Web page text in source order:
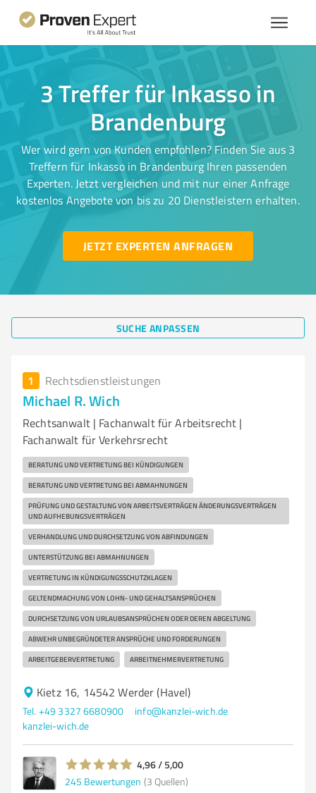
3 Treffer für Inkasso in
Brandenburg
Wer wird gern von Kunden empfohlen? Finden Sie aus 3
Treffern für Inkasso in Brandenburg Ihren passenden
Experten. Jetzt vergleichen und mit nur einer Anfrage
kostenlos Angebote von bis zu 20 Dienstleistern erhalten.
JETZT EXPERTEN ANFRAGEN
SUCHE ANPASSEN
1 Rechtsdienstleistungen
Michael R. Wich
Rechtsanwalt | Fachanwalt für Arbeitsrecht |
Fachanwalt für Verkehrsrecht
BERATUNG UND VERTRETUNG BEI KÜNDIGUNGEN
BERATUNG UND VERTRETUNG BEI ABMAHNUNGEN
PRÜFUNG UND GESTALTUNG VON ARBEITSVERTRÄGEN ÄNDERUNGSVERTRÄGEN
UND AUFHEBUNGSVERTRÄGEN
VERHANDLUNG UND DURCHSETZUNG VON ABFINDUNGEN
UNTERSTÜTZUNG BEI ABMAHNUNGEN
VERTRETUNG IN KÜNDIGUNGSSCHUTZKLAGEN
GELTENDMACHUNG VON LOHN- UND GEHALTSANSPRÜCHEN
DURCHSETZUNG VON URLAUBSANSPRÜCHEN ODER DEREN ABGELTUNG
ABWEHR UNBEGRÜNDETER ANSPRÜCHE UND FORDERUNGEN
ARBEITGEBERVERTRETUNG ARBEITNEHMERVERTRETUNG
Kietz 16, 14542 Werder (Havel)
Tel. +49 3327 6680900
info@kanzlei-wich.de
kanzlei-wich.de
4,96 / 5,00
245 Bewertungen (3 Quellen)